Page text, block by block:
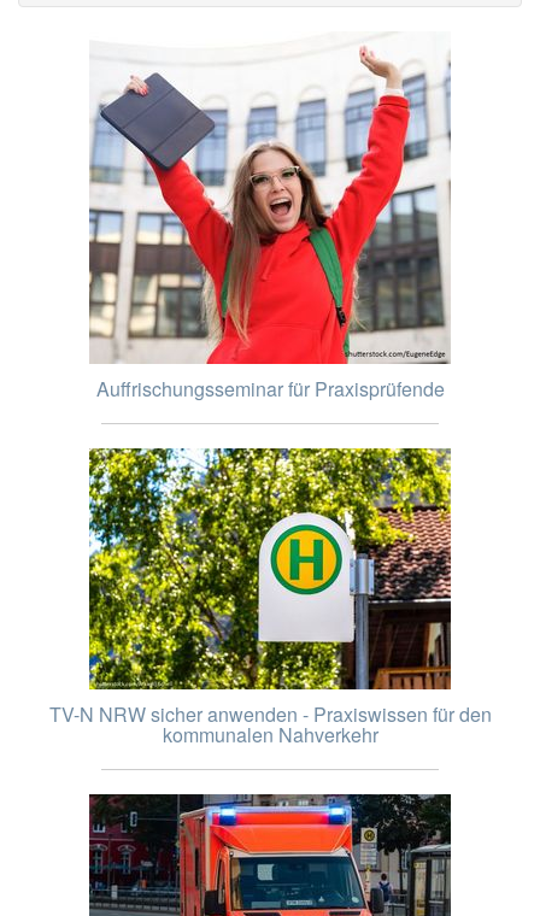
Auffrischungsseminar für Praxisprüfende
TV-N NRW sicher anwenden - Praxiswissen für den
kommunalen Nahverkehr